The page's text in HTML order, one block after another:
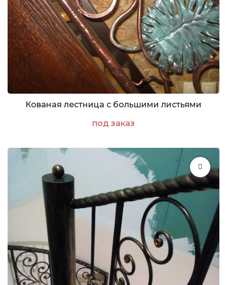
Кованая лестница с большими листьями
под заказ